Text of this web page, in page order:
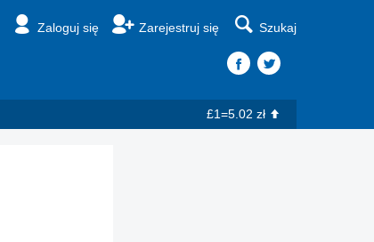
Zaloguj się Zarejestruj się Szukaj
£1=5.02 zł